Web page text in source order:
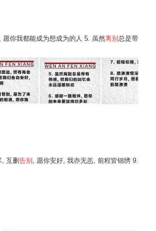
你我都能成为想成为的人 5. 虽然离别 总是带
, 互删告别
, 愿你安好, 我亦无恙, 前程皆锦绣 9.